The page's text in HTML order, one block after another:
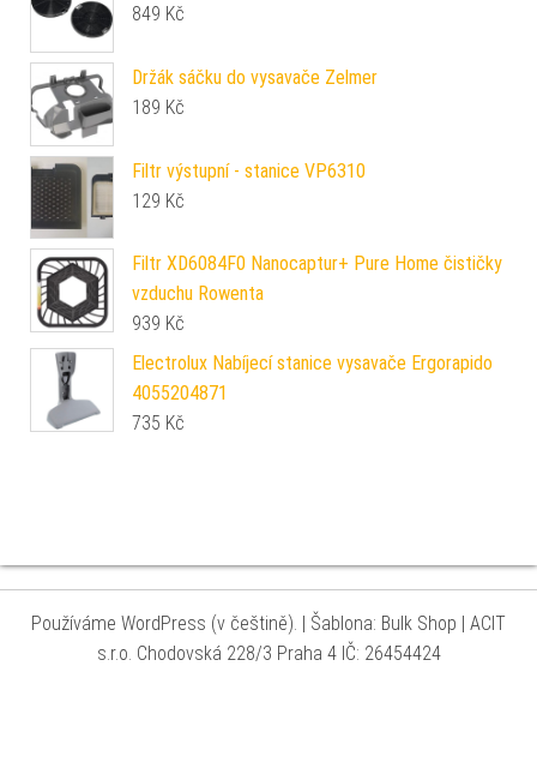
849 Kč
Držák sáčku do vysavače Zelmer
189 Kč
Filtr výstupní - stanice VP6310
129 Kč
Filtr XD6084F0 Nanocaptur+ Pure Home čističky
vzduchu Rowenta
939 Kč
Electrolux Nabíjecí stanice vysavače Ergorapido
4055204871
735 Kč
Používáme WordPress (v češtině). Šablona: Bulk Shop
| ACIT
s.r.o. Chodovská 228/3 Praha 4 IČ: 26454424